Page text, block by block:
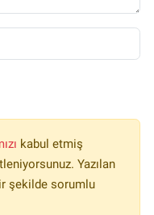
kabul etmiş
Yazılan
şekilde sorumlu